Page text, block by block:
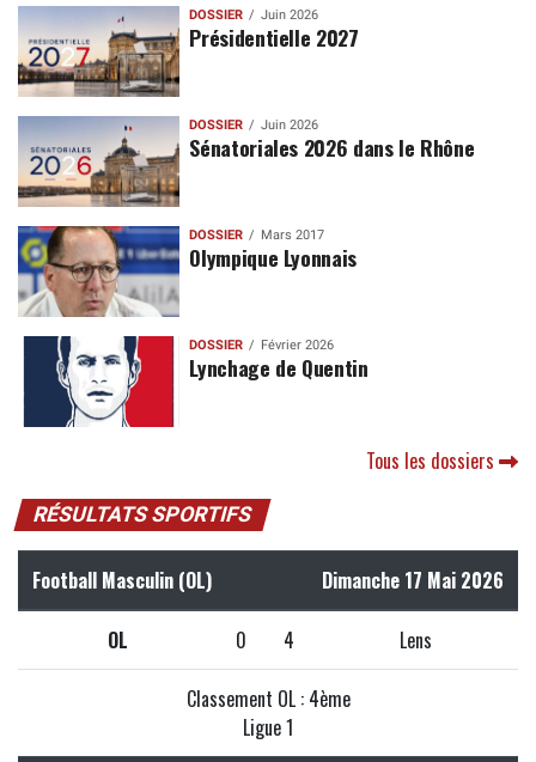
DOSSIER Juin 2026
Présidentielle 2027
DOSSIER Juin 2026
Sénatoriales 2026 dans le Rhône
DOSSIER Mars 2017
Olympique Lyonnais
DOSSIER Février 2026
Lynchage de Quentin
Tous les dossiers
RÉSULTATS SPORTIFS
Football Masculin (OL) Dimanche 17 Mai 2026
OL 0 4 Lens
Classement OL : 4ème
Ligue 1